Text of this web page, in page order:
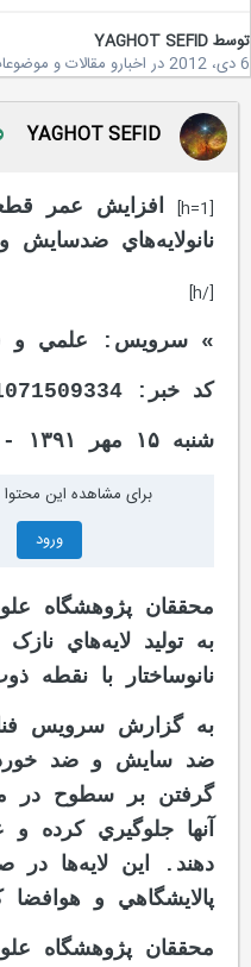
YAGHOT SEFID
دراخبارو مقالات و موضوعات
YAGHOT SEFID
افزايش عمر
نانولايه‌هاي ضدسايش
» سرویس: علمي و
کد خبر: 91071509334
شنبه ۱۵ مهر ۱۳۹۱ - ۱۰:۳۲
برای مشاهده این محتوا
ورود
محققان پژوهشگاه
به توليد لايه‌هاي نازک
نانوساختار با نقطه
به گزارش سرويس
ضد سايش و ضد خوردگي
گرفتن بر سطوح در
آنها جلوگيري کرده و
دهند. اين لايه‌ها در
پالايشگاهي و هوافضا
محققان پژوهشگاه